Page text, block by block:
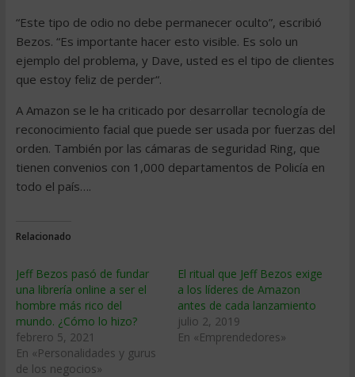
“Este tipo de odio no debe permanecer oculto”, escribió
Bezos. “Es importante hacer esto visible. Es solo un
ejemplo del problema, y Dave, usted es el tipo de clientes
que estoy feliz de perder“.
A Amazon se le ha criticado por desarrollar tecnología de
reconocimiento facial que puede ser usada por fuerzas del
orden. También por las cámaras de seguridad Ring, que
tienen convenios con 1,000 departamentos de Policía en
todo el país….
Relacionado
Jeff Bezos pasó de fundar
una librería online a ser el
hombre más rico del
mundo. ¿Cómo lo hizo?
febrero 5, 2021
En «Personalidades y gurus
de los negocios»
El ritual que Jeff Bezos exige
a los líderes de Amazon
antes de cada lanzamiento
julio 2, 2019
En «Emprendedores»